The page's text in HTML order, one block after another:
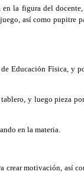
la figura del
así como pupitre
Educación Física, y
y luego pieza
en la materia.
motivación, así